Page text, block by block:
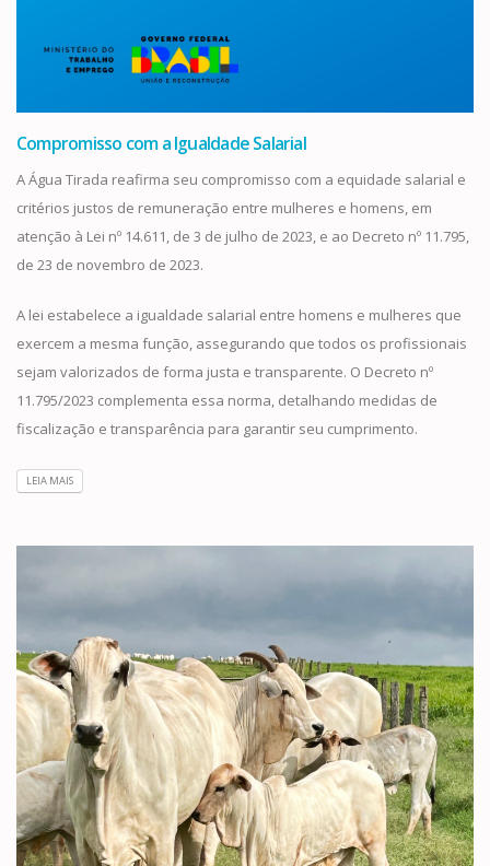
Compromisso com a Igualdade Salarial
A Água Tirada reafirma seu compromisso com a equidade salarial e
critérios justos de remuneração entre mulheres e homens, em
atenção à Lei nº 14.611, de 3 de julho de 2023, e ao Decreto nº 11.795,
de 23 de novembro de 2023.
A lei estabelece a igualdade salarial entre homens e mulheres que
exercem a mesma função, assegurando que todos os profissionais
sejam valorizados de forma justa e transparente. O Decreto nº
11.795/2023 complementa essa norma, detalhando medidas de
fiscalização e transparência para garantir seu cumprimento.
LEIA MAIS